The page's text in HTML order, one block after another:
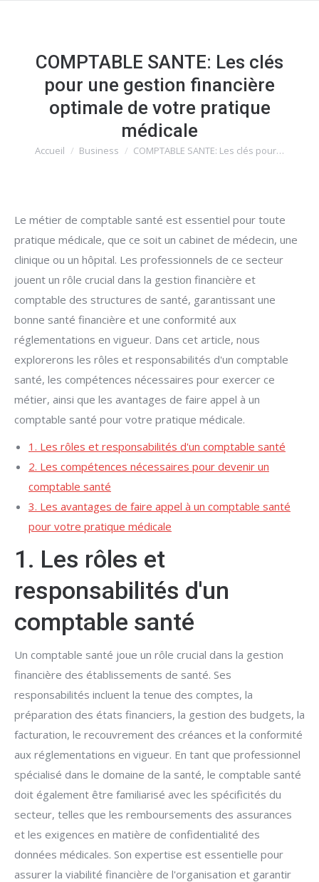
COMPTABLE SANTE: Les clés
pour une gestion financière
optimale de votre pratique
médicale
Vous êtes ici :
Accueil Business COMPTABLE SANTE: Les clés pour…
Le métier de comptable santé est essentiel pour toute
pratique médicale, que ce soit un cabinet de médecin, une
clinique ou un hôpital. Les professionnels de ce secteur
jouent un rôle crucial dans la gestion financière et
comptable des structures de santé, garantissant une
bonne santé financière et une conformité aux
réglementations en vigueur. Dans cet article, nous
explorerons les rôles et responsabilités d'un comptable
santé, les compétences nécessaires pour exercer ce
métier, ainsi que les avantages de faire appel à un
comptable santé pour votre pratique médicale.
1. Les rôles et responsabilités d'un comptable santé
2. Les compétences nécessaires pour devenir un
comptable santé
3. Les avantages de faire appel à un comptable santé
pour votre pratique médicale
1. Les rôles et
responsabilités d'un
comptable santé
Un comptable santé joue un rôle crucial dans la gestion
financière des établissements de santé. Ses
responsabilités incluent la tenue des comptes, la
préparation des états financiers, la gestion des budgets, la
facturation, le recouvrement des créances et la conformité
aux réglementations en vigueur. En tant que professionnel
spécialisé dans le domaine de la santé, le comptable santé
doit également être familiarisé avec les spécificités du
secteur, telles que les remboursements des assurances
et les exigences en matière de confidentialité des
données médicales. Son expertise est essentielle pour
assurer la viabilité financière de l'organisation et garantir